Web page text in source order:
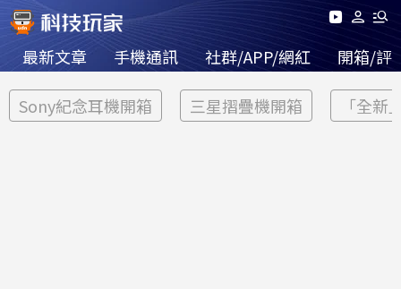
最新文章 手機通訊 社群/APP/網紅 開箱/評
Sony紀念耳機開箱 三星摺疊機開箱 「全新